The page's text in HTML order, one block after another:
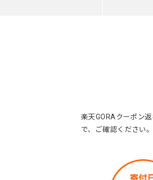
楽天GORAクーポン
で、ご確認ください